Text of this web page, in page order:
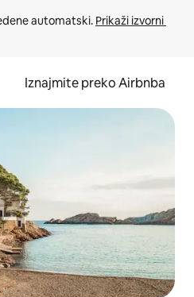
automatski. Prikaži izvorni
Iznajmite preko Airbnba